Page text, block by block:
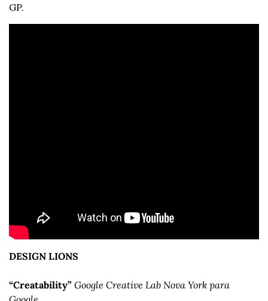
GP.
DESIGN LIONS
“Creatability” Google Creative Lab Nova York para